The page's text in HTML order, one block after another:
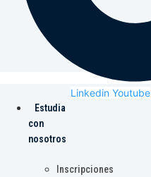
Linkedin Youtube
Estudia
con
nosotros
Inscripciones